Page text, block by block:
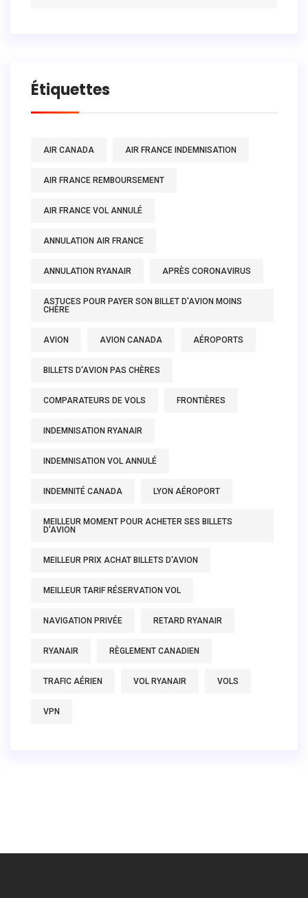
Étiquettes
AIR CANADA AIR FRANCE INDEMNISATION
AIR FRANCE REMBOURSEMENT
AIR FRANCE VOL ANNULÉ
ANNULATION AIR FRANCE
ANNULATION RYANAIR APRÈS CORONAVIRUS
ASTUCES POUR PAYER SON BILLET D'AVION MOINS
CHÈRE
AVION AVION CANADA AÉROPORTS
BILLETS D'AVION PAS CHÈRES
COMPARATEURS DE VOLS FRONTIÈRES
INDEMNISATION RYANAIR
INDEMNISATION VOL ANNULÉ
INDEMNITÉ CANADA LYON AÉROPORT
MEILLEUR MOMENT POUR ACHETER SES BILLETS
D'AVION
MEILLEUR PRIX ACHAT BILLETS D'AVION
MEILLEUR TARIF RÉSERVATION VOL
NAVIGATION PRIVÉE RETARD RYANAIR
RYANAIR RÈGLEMENT CANADIEN
TRAFIC AÉRIEN VOL RYANAIR VOLS
VPN